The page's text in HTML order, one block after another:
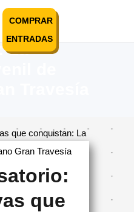
COMPRAR
ENTRADAS
La
que conquistan: La
Gran Travesía
que